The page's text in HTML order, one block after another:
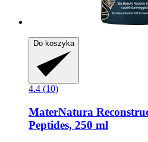
Do koszyka
4.4 (10)
MaterNatura
Peptides, 250 ml